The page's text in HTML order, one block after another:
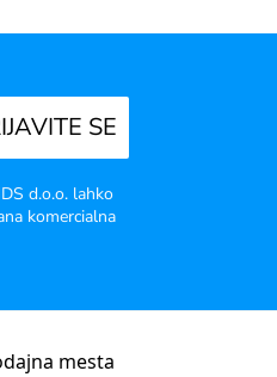
SE
d.o.o. lahko
komercialna
mesta